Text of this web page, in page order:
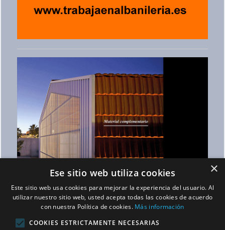
×
Ese sitio web utiliza cookies
Este sitio web usa cookies para mejorar la experiencia del usuario. Al
utilizar nuestro sitio web, usted acepta todas las cookies de acuerdo
con nuestra Política de cookies. Más información
COOKIES ESTRICTAMENTE NECESARIAS